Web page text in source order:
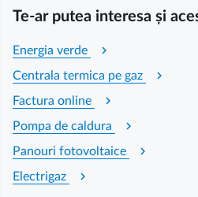
Te-ar putea interesa și
Energia verde chevron_right
Centrala termica pe gaz chevron_right
Factura online chevron_right
Pompa de caldura chevron_right
Panouri fotovoltaice chevron_right
Electrigaz chevron_right